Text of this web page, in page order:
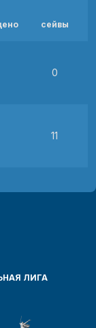
сейвы
0
11
ЛИГА